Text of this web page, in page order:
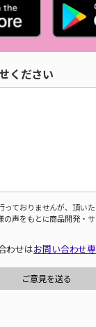
ください
っておりませんが、頂い
の声をもとに商品開発・
わせはお問い合わせ